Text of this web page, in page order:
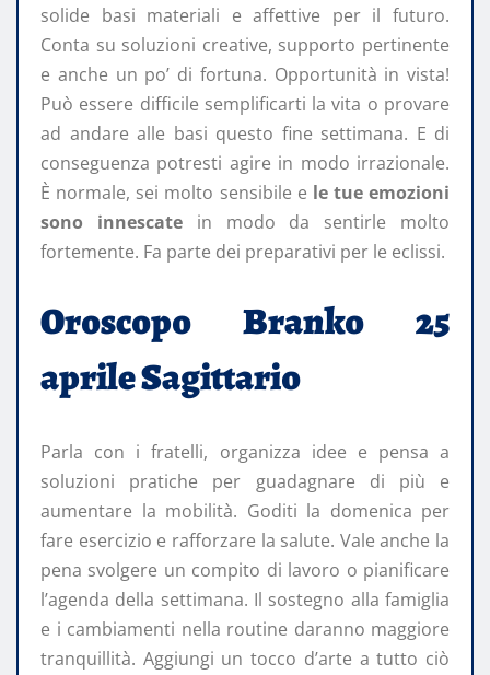
solide basi materiali e affettive per il futuro.
Conta su soluzioni creative, supporto pertinente
e anche un po’ di fortuna. Opportunità in vista!
Può essere difficile semplificarti la vita o provare
ad andare alle basi questo fine settimana. E di
conseguenza potresti agire in modo irrazionale.
È normale, sei molto sensibile e le tue emozioni
sono innescatein modo da sentirle molto
fortemente. Fa parte dei preparativi per le eclissi.
Oroscopo Branko 25
aprile Sagittario
Parla con i fratelli, organizza idee e pensa a
soluzioni pratiche per guadagnare di più e
aumentare la mobilità. Goditi la domenica per
fare esercizio e rafforzare la salute. Vale anche la
pena svolgere un compito di lavoro o pianificare
l’agenda della settimana. Il sostegno alla famiglia
e i cambiamenti nella routine daranno maggiore
tranquillità. Aggiungi un tocco d’arte a tutto ciò